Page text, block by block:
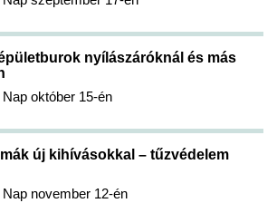
nyílászáróknál és más
október 15-én
új kihívásokkal – tűzvédelem
november 12-én